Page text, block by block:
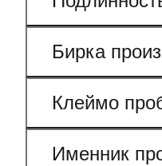
Бирка
Клеймо
Именник